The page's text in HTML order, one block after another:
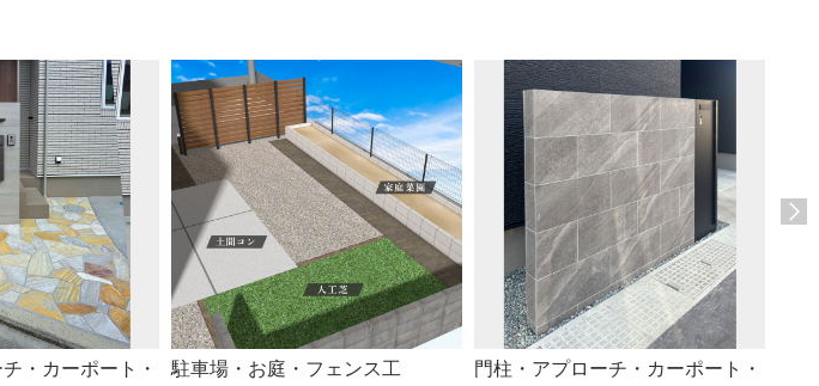
・カーポート・
駐車場・お庭・フェンス工
門柱・アプローチ・カーポート・